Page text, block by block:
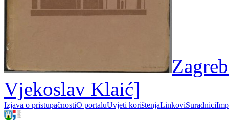
Vjekoslav Klaić]
Izjava o pristupačnostiO portaluUvjeti korištenjaLinkoviSuradnici